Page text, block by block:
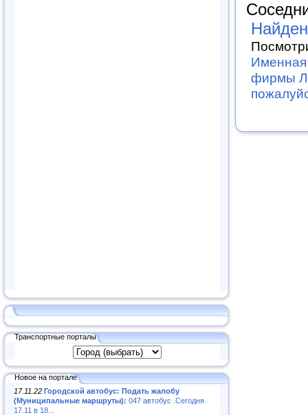
Транспортные порталы
Новое на портале
17.11.22 Городской автобус: Подать жалобу
(Муниципальные маршруты): 047 автобус .Сегодня
17.11 в 18...
Именная
фирмы